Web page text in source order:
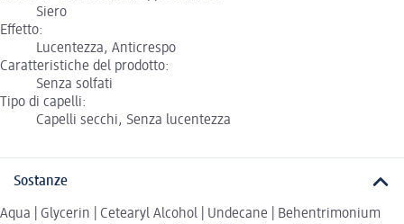
Siero
Effetto:
Lucentezza, Anticrespo
Caratteristiche del prodotto:
Senza solfati
Tipo di capelli:
Capelli secchi, Senza lucentezza
Sostanze
Aqua | Glycerin | Cetearyl Alcohol | Undecane | Behentrimonium